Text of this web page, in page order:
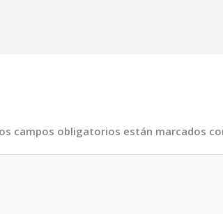
campos obligatorios están marcados